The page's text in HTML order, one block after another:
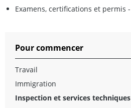
Examens, certifications et permis -
Pour commencer
Travail
Immigration
Inspection et services techniques